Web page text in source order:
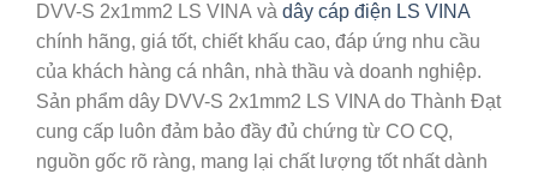
DVV-S 2x1mm2 LS VINA và dây cáp điện LS VINA
chính hãng, giá tốt, chiết khấu cao, đáp ứng nhu cầu
của khách hàng cá nhân, nhà thầu và doanh nghiệp.
Sản phẩm dây DVV-S 2x1mm2 LS VINA do Thành Đạt
cung cấp luôn đảm bảo đầy đủ chứng từ CO CQ,
nguồn gốc rõ ràng, mang lại chất lượng tốt nhất dành